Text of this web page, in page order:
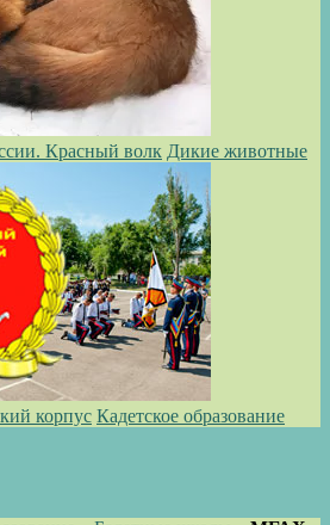
Красный волк Дикие животные
корпус Кадетское образование